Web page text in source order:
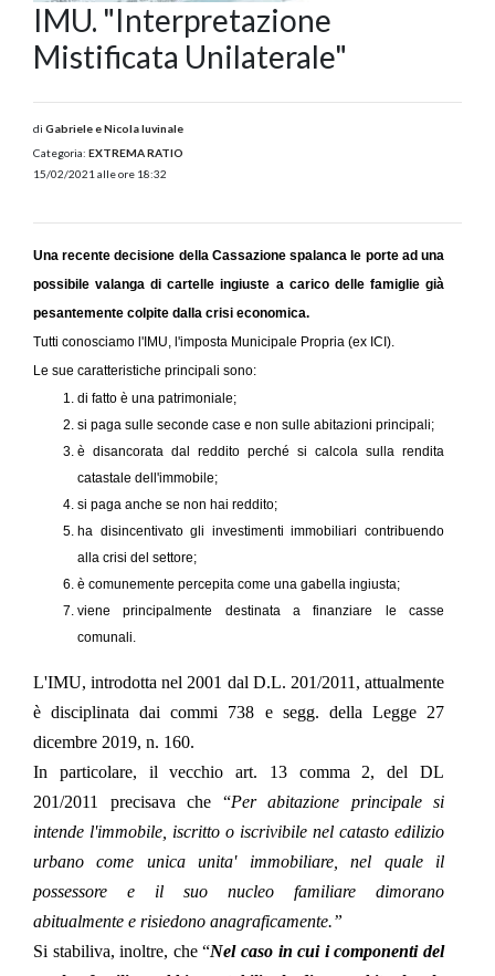
IMU. "Interpretazione
Mistificata Unilaterale"
di Gabriele e Nicola Iuvinale
Categoria: EXTREMA RATIO
15/02/2021 alle ore 18:32
Una recente decisione della Cassazione spalanca le porte ad una
possibile valanga di cartelle ingiuste a carico delle famiglie già
pesantemente colpite dalla crisi economica.
Tutti conosciamo l'IMU, l'imposta Municipale Propria (ex ICI).
Le sue caratteristiche principali sono:
di fatto è una patrimoniale;
si paga sulle seconde case e non sulle abitazioni principali;
è disancorata dal reddito perché si calcola sulla rendita
catastale dell'immobile;
si paga anche se non hai reddito;
ha disincentivato gli investimenti immobiliari contribuendo
alla crisi del settore;
è comunemente percepita come una gabella ingiusta;
viene principalmente destinata a finanziare le casse
comunali.
L'IMU, introdotta nel2001 dal D.L. 201/2011, attualmente
è disciplinata dai commi 738 e segg. della Legge 27
dicembre 2019, n. 160.
In particolare, il vecchio art. 13 comma 2, del DL
201/2011 precisava che “Per abitazione principale si
intende l'immobile, iscritto o iscrivibile nel catasto edilizio
urbano come unica unita' immobiliare, nel quale il
possessore e il suo nucleo familiare dimorano
abitualmente e risiedono anagraficamente.”
Si stabiliva, inoltre, che“Nel caso in cui i componenti del